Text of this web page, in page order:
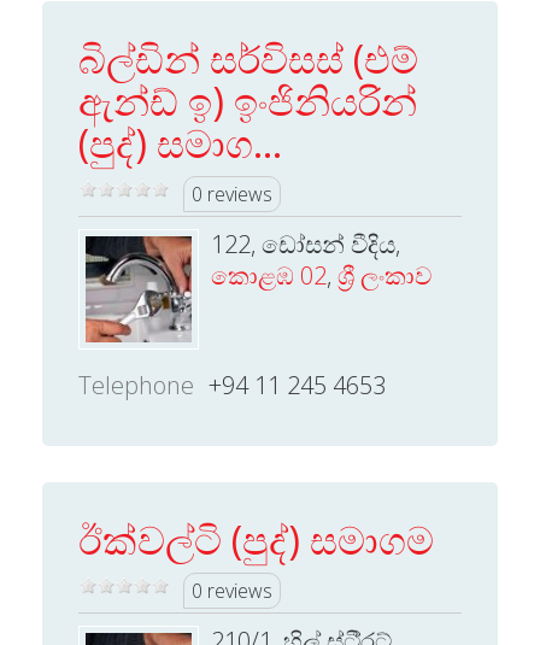
බිල්ඩින් සර්විසස් (එම්
ඇන්ඩ් ඉ) ඉංජිනියරින්
(පුද්) සමාග...
0 reviews
122, ඩෝසන් වීදිය,
කොළඹ 02, ශ්‍රී ලංකාව
Telephone +94 11 245 4653
ඊක්වල්ටි (පුද්) සමාගම
0 reviews